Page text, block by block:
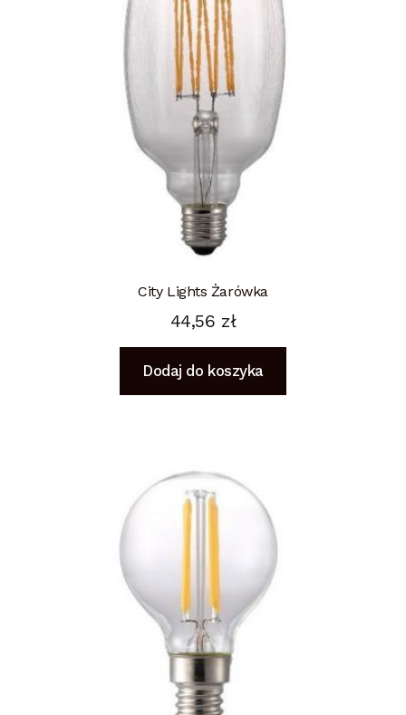
City Lights Żarówka
44,56 zł
Dodaj do koszyka